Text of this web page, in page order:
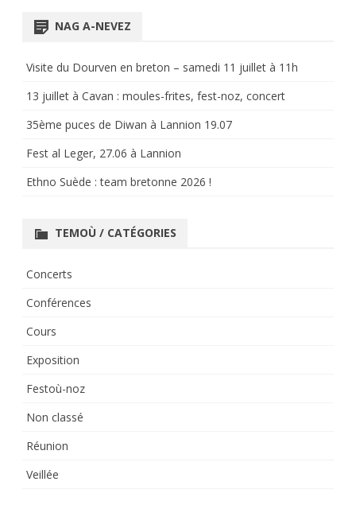
NAG A-NEVEZ
Visite du Dourven en breton – samedi 11 juillet à 11h
13 juillet à Cavan : moules-frites, fest-noz, concert
35ème puces de Diwan à Lannion 19.07
Fest al Leger, 27.06 à Lannion
Ethno Suède : team bretonne 2026 !
TEMOÙ / CATÉGORIES
Concerts
Conférences
Cours
Exposition
Festoù-noz
Non classé
Réunion
Veillée